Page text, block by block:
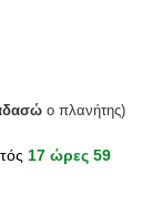
ο πλανήτης)
17 ώρες 59